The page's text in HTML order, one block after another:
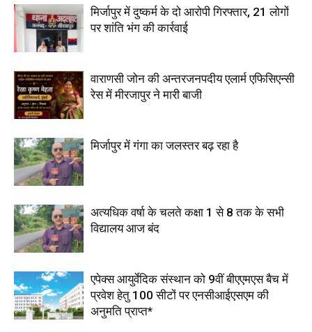
मिर्जापुर में दुष्कर्म के दो आरोपी गिरफ्तार, 21 लोगों
पर शांति भंग की कार्रवाई
वाराणसी जोन की अन्तरजनपदीय एलार्म एफिसिएन्सी
रेस में मीरजापुर ने मारी बाजी
मिर्जापुर में गंगा का जलस्तर बढ़ रहा है
अत्यधिक वर्षा के चलते कक्षा 1 से 8 तक के सभी
विद्यालय आज बंद
एपेक्स आयुर्वेदिक संस्थान को 9वीं बीएएमएस बैच में
प्रवेश हेतु 100 सीटों पर एनसीआईएसएम की
अनुमति प्राप्त*